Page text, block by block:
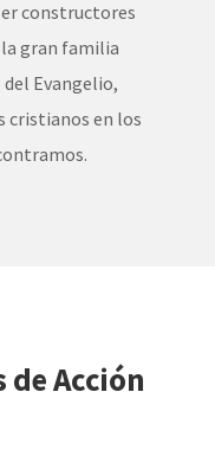
constructores
gran familia
Evangelio,
cristianos en los
Acción